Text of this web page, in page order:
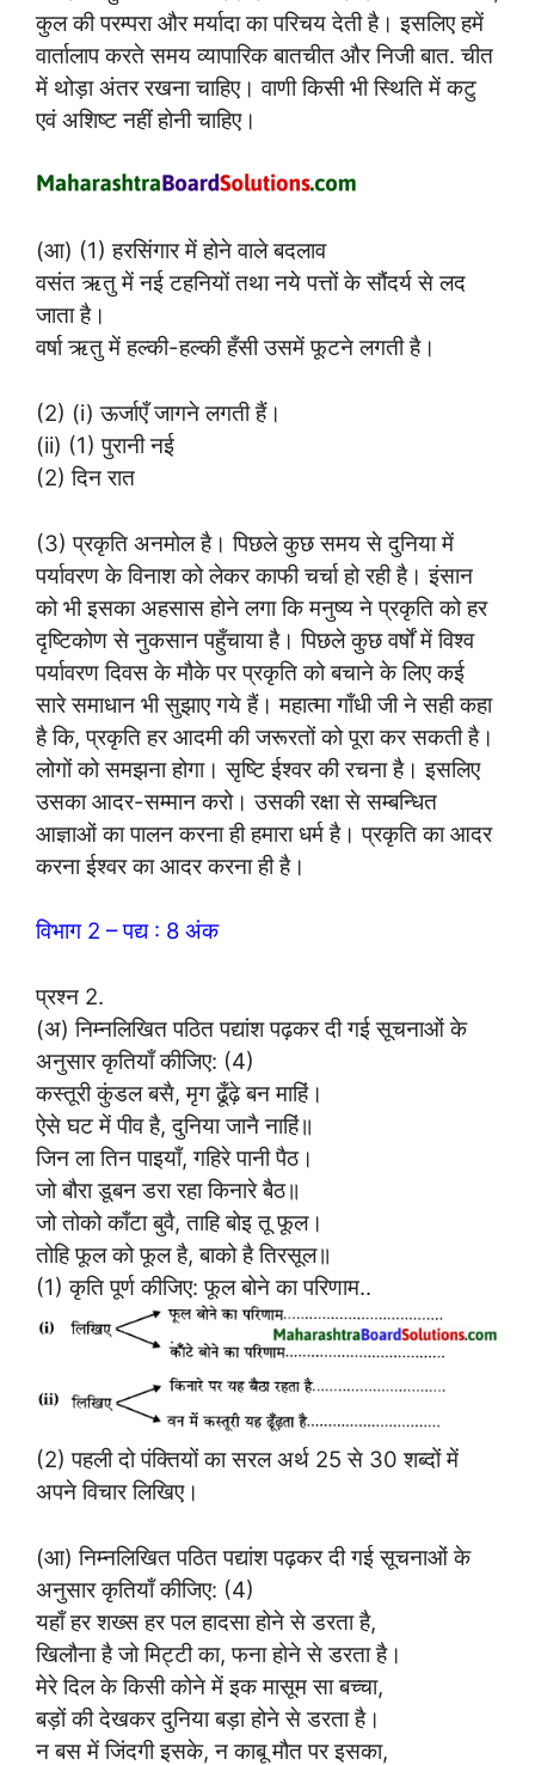
कुल की परम्परा और मर्यादा का परिचय देती है। इसलिए हमें
वार्तालाप करते समय व्यापारिक बातचीत और निजी बात. चीत
में थोड़ा अंतर रखना चाहिए। वाणी किसी भी स्थिति में कटु
एवं अशिष्ट नहीं होनी चाहिए।
(आ) (1) हरसिंगार में होने वाले बदलाव
वसंत ऋतु में नई टहनियों तथा नये पत्तों के सौंदर्य से लद
जाता है।
वर्षा ऋतु में हल्की-हल्की हँसी उसमें फूटने लगती है।
(2) (i) ऊर्जाएँ जागने लगती हैं।
(ii) (1) पुरानी नई
(2) दिन रात
(3) प्रकृति अनमोल है। पिछले कुछ समय से दुनिया में
पर्यावरण के विनाश को लेकर काफी चर्चा हो रही है। इंसान
को भी इसका अहसास होने लगा कि मनुष्य ने प्रकृति को हर
दृष्टिकोण से नुकसान पहुँचाया है। पिछले कुछ वर्षों में विश्व
पर्यावरण दिवस के मौके पर प्रकृति को बचाने के लिए कई
सारे समाधान भी सुझाए गये हैं। महात्मा गाँधी जी ने सही कहा
है कि, प्रकृति हर आदमी की जरूरतों को पूरा कर सकती है।
लोगों को समझना होगा। सृष्टि ईश्वर की रचना है। इसलिए
उसका आदर-सम्मान करो। उसकी रक्षा से सम्बन्धित
आज्ञाओं का पालन करना ही हमारा धर्म है। प्रकृति का आदर
करना ईश्वर का आदर करना ही है।
विभाग 2 – पद्य : 8 अंक
प्रश्न 2.
(अ) निम्नलिखित पठित पद्यांश पढ़कर दी गई सूचनाओं के
अनुसार कृतियाँ कीजिए: (4)
कस्तूरी कुंडल बसै, मृग ढूँढ़े बन माहिं।
ऐसे घट में पीव है, दुनिया जानै नाहिं॥
जिन ला तिन पाइयाँ, गहिरे पानी पैठ।
जो बौरा डूबन डरा रहा किनारे बैठ॥
जो तोको काँटा बुवै, ताहि बोइ तू फूल।
तोहि फूल को फूल है, बाको है तिरसूल॥
(1) कृति पूर्ण कीजिए: फूल बोने का परिणाम..
(2) पहली दो पंक्तियों का सरल अर्थ 25 से 30 शब्दों में
अपने विचार लिखिए।
(आ) निम्नलिखित पठित पद्यांश पढ़कर दी गई सूचनाओं के
अनुसार कृतियाँ कीजिए: (4)
यहाँ हर शख्स हर पल हादसा होने से डरता है,
खिलौना है जो मिट्टी का, फना होने से डरता है।
मेरे दिल के किसी कोने में इक मासूम सा बच्चा,
बड़ों की देखकर दुनिया बड़ा होने से डरता है।
न बस में जिंदगी इसके, न काबू मौत पर इसका,